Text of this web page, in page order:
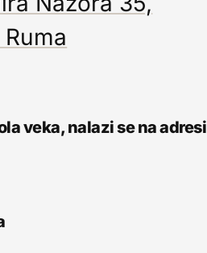
veka, nalazi se na adresi